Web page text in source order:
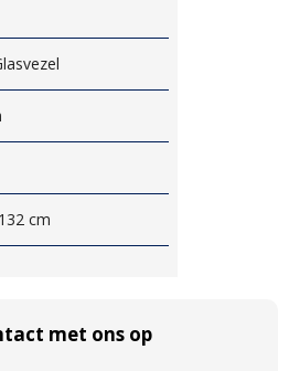
cm
met ons op